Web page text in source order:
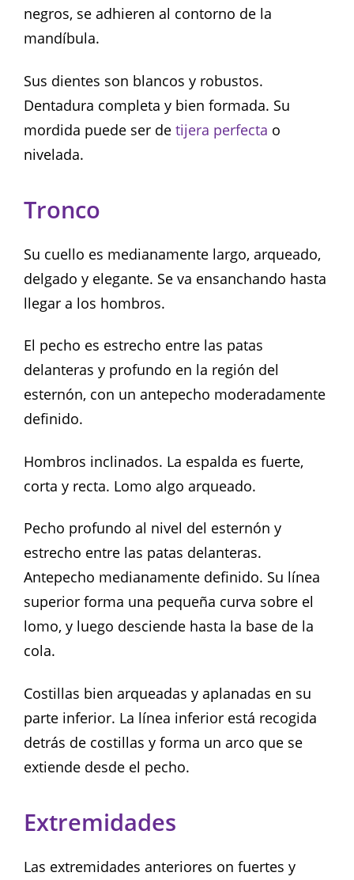
negros, se adhieren al contorno de la
mandíbula.
Sus dientes son blancos y robustos.
Dentadura completa y bien formada. Su
mordida puede ser de tijera perfecta o
nivelada.
Tronco
Su cuello es medianamente largo, arqueado,
delgado y elegante. Se va ensanchando hasta
llegar a los hombros.
El pecho es estrecho entre las patas
delanteras y profundo en la región del
esternón, con un antepecho moderadamente
definido.
Hombros inclinados. La espalda es fuerte,
corta y recta. Lomo algo arqueado.
Pecho profundo al nivel del esternón y
estrecho entre las patas delanteras.
Antepecho medianamente definido. Su línea
superior forma una pequeña curva sobre el
lomo, y luego desciende hasta la base de la
cola.
Costillas bien arqueadas y aplanadas en su
parte inferior. La línea inferior está recogida
detrás de costillas y forma un arco que se
extiende desde el pecho.
Extremidades
Las extremidades anteriores on fuertes y